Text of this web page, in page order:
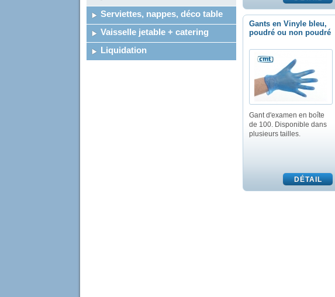
Serviettes, nappes, déco table
Vaisselle jetable + catering
Liquidation
Gants en Vinyle bleu,
poudré ou non poudré
Gant d'examen en boîte
de 100. Disponible dans
plusieurs tailles.